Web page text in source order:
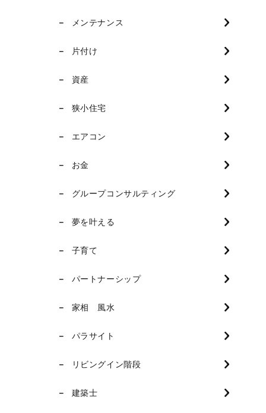
メンテナンス
片付け
資産
狭小住宅
エアコン
お金
グループコンサルティング
夢を叶える
子育て
パートナーシップ
家相 風水
パラサイト
リビングイン階段
建築士